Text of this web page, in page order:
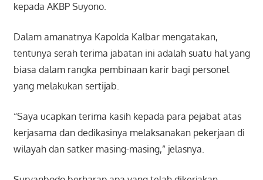
kepada AKBP Suyono.
Dalam amanatnya Kapolda Kalbar mengatakan,
tentunya serah terima jabatan ini adalah suatu hal yang
biasa dalam rangka pembinaan karir bagi personel
yang melakukan sertijab.
“Saya ucapkan terima kasih kepada para pejabat atas
kerjasama dan dedikasinya melaksanakan pekerjaan di
wilayah dan satker masing-masing,” jelasnya.